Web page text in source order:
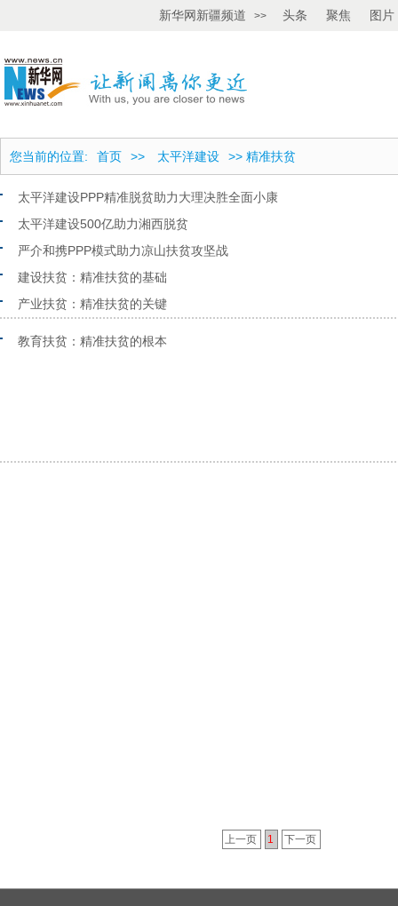
新华网新疆频道 >> 头条 聚焦 图片
您当前的位置: 首页 >> 太平洋建设 >> 精准扶贫
太平洋建设PPP精准脱贫助力大理决胜全面小康
太平洋建设500亿助力湘西脱贫
严介和携PPP模式助力凉山扶贫攻坚战
建设扶贫：精准扶贫的基础
产业扶贫：精准扶贫的关键
教育扶贫：精准扶贫的根本
上一页 1 下一页